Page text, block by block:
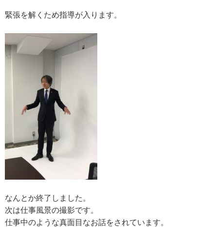
緊張を解くため指導が入ります。
なんとか終了しました。
次は仕事風景の撮影です。
仕事中のような真面目なお話をされています。